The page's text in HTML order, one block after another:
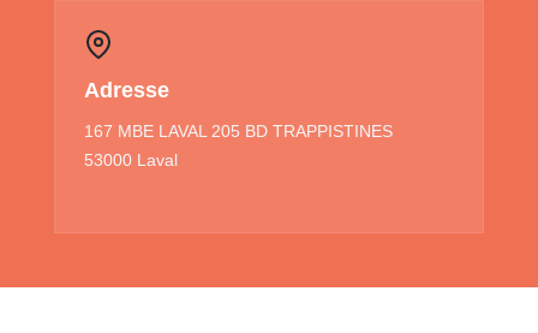
Adresse
167 MBE LAVAL 205 BD TRAPPISTINES
53000 Laval